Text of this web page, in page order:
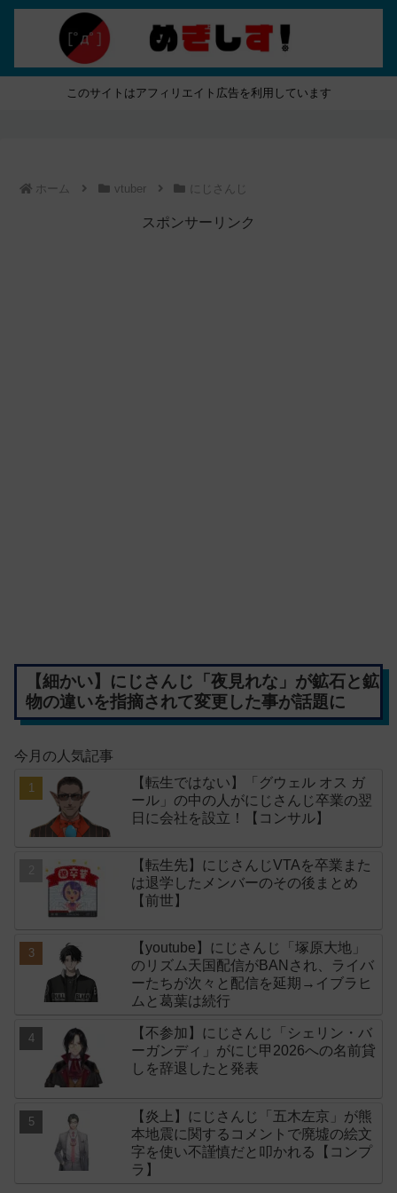
このサイトはアフィリエイト広告を利用しています
ホーム vtuber にじさんじ
スポンサーリンク
【細かい】にじさんじ「夜見れな」が鉱石と鉱
物の違いを指摘されて変更した事が話題に
今月の人気記事
【転生ではない】「グウェル オス ガ
ール」の中の人がにじさんじ卒業の翌
日に会社を設立！【コンサル】
【転生先】にじさんじVTAを卒業また
は退学したメンバーのその後まとめ
【前世】
【youtube】にじさんじ「塚原大地」
のリズム天国配信がBANされ、ライバ
ーたちが次々と配信を延期→イブラヒ
ムと葛葉は続行
【不参加】にじさんじ「シェリン・バ
ーガンディ」がにじ甲2026への名前貸
しを辞退したと発表
【炎上】にじさんじ「五木左京」が熊
本地震に関するコメントで廃墟の絵文
字を使い不謹慎だと叩かれる【コンプ
ラ】